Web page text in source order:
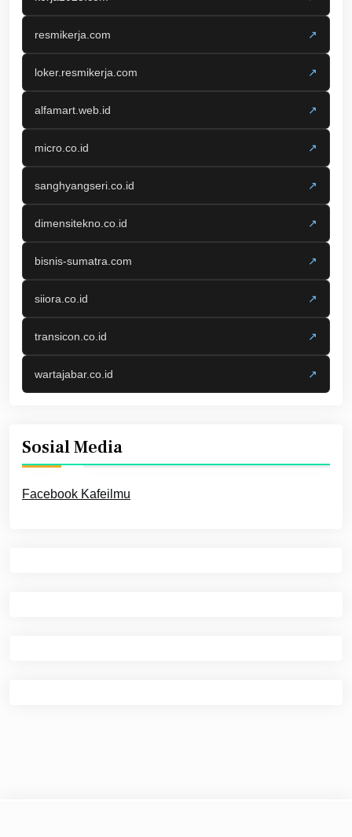
resmikerja.com ↗
loker.resmikerja.com ↗
alfamart.web.id ↗
micro.co.id ↗
sanghyangseri.co.id ↗
dimensitekno.co.id ↗
bisnis-sumatra.com ↗
siiora.co.id ↗
transicon.co.id ↗
wartajabar.co.id ↗
Sosial Media
Facebook Kafeilmu